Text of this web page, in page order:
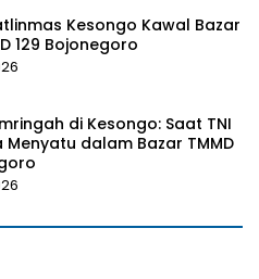
Kesongo Kawal Bazar
129 Bojonegoro
di Kesongo: Saat TNI
dalam Bazar TMMD